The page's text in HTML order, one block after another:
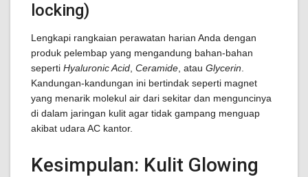
locking)
Lengkapi rangkaian perawatan harian Anda dengan
produk pelembap yang mengandung bahan-bahan
seperti Hyaluronic Acid Ceramide , atau Glycerin
Kandungan-kandungan ini bertindak seperti magnet
yang menarik molekul air dari sekitar dan menguncinya
di dalam jaringan kulit agar tidak gampang menguap
akibat udara AC kantor.
Kesimpulan: Kulit Glowing